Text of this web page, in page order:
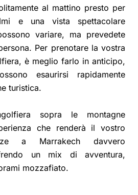
al mattino presto per
e una vista spettacolare
variare, ma prevedete
Per prenotare la vostra
è meglio farlo in anticipo,
esaurirsi rapidamente
turistica.
sopra le montagne
che renderà il vostro
a Marrakech davvero
un mix di avventura,
mozzafiato.